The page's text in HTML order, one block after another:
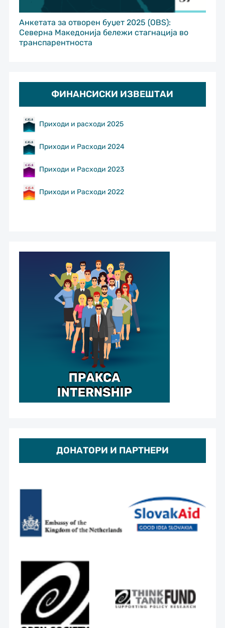
Анкетата за отворен буџет 2025 (OBS):
Северна Македонија бележи стагнација во
транспарентноста
ФИНАНСИСКИ ИЗВЕШТАИ
Приходи и расходи 2025
Приходи и Расходи 2024
Приходи и Расходи 2023
Приходи и Расходи 2022
ДОНАТОРИ И ПАРТНЕРИ